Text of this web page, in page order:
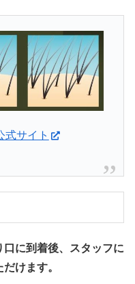
式サイト
に到着後、スタッフに
けます。